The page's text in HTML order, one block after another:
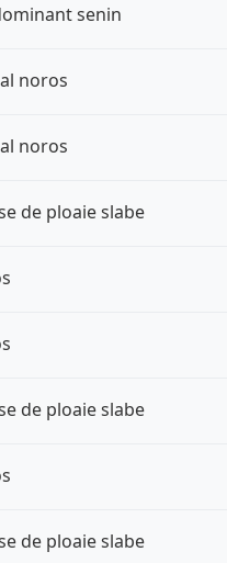
senin
noros
noros
de ploaie slabe
de ploaie slabe
de ploaie slabe